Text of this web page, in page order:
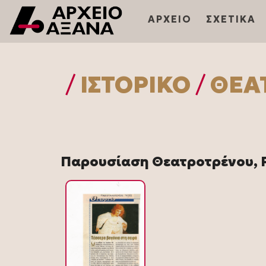
ΑΡΧΕΙΟ ΣΧΕΤΙΚΑ
/ ΙΣΤΟΡΙΚΌ /
Παρουσίαση Θεατροτρένου,